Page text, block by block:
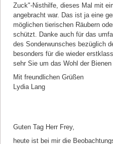
Zuck"-Nisthilfe, dieses Mal mit
angebracht war. Das ist ja eine
möglichen tierischen Räubern
schützt. Danke auch für das
des Sonderwunsches bezüglich
besonders für die wieder
sehr Sie um das Wohl der
Mit freundlichen Grüßen
Lydia Lang
Guten Tag Herr Frey,
heute ist bei mir die